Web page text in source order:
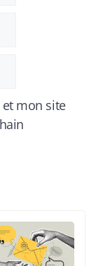
mon site